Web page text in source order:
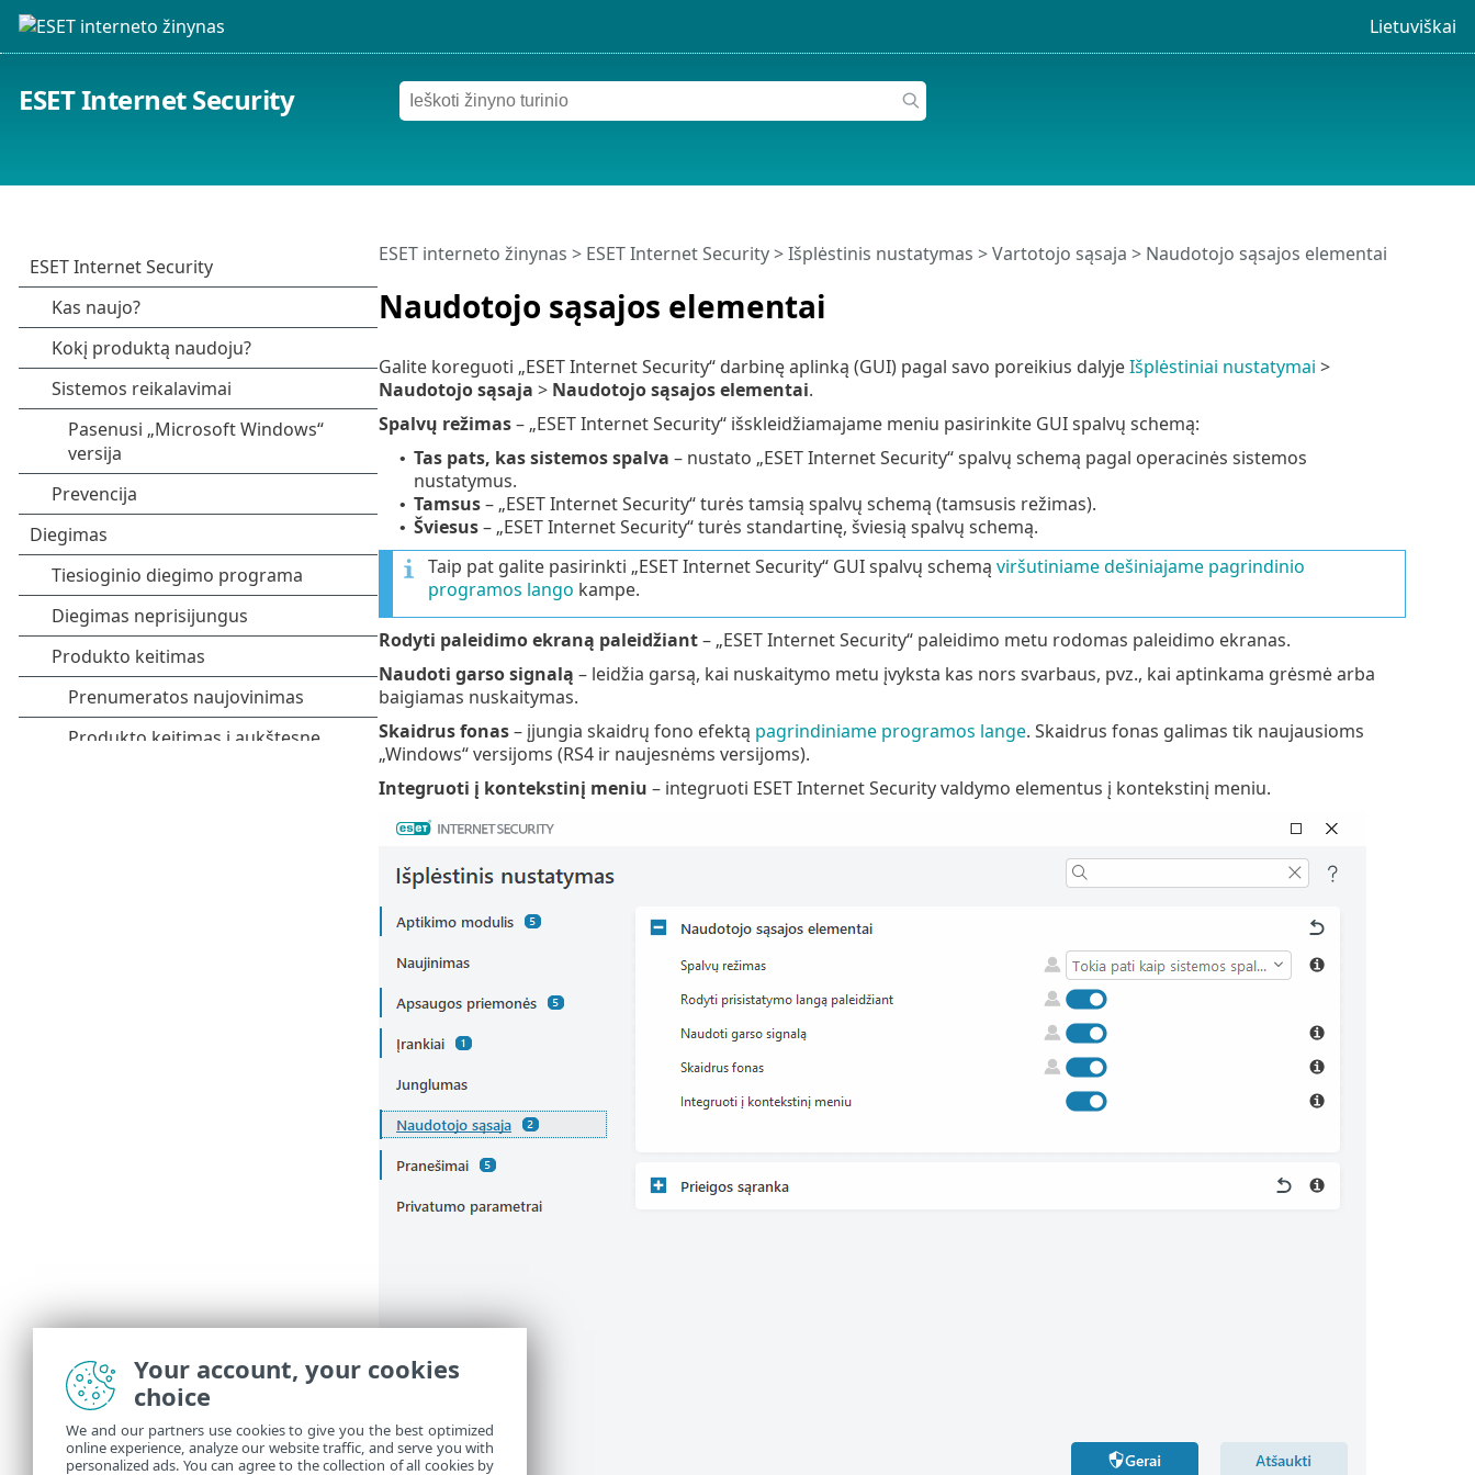
Lietuviškai
ESET Internet Security
Naudotojo sąsajos elementai
ESET interneto žinynas > ESET Internet Security>Išplėstinis nustatymas >Vartotojo sąsaja > Naudotojo sąsajos elementai
Galite koreguoti „ESET Internet Security“ darbinę aplinką (GUI) pagal savo poreikius dalyjeIšplėstiniai nustatymai >
Naudotojo sąsaja > Naudotojo sąsajos elementai.
Spalvų režimas– „ESET Internet Security“ išskleidžiamajame meniu pasirinkite GUI spalvų schemą:
• Tas pats, kas sistemos spalva – nustato „ESET Internet Security“ spalvų schemą pagal operacinės sistemos
nustatymus.
• Tamsus– „ESET Internet Security“ turės tamsią spalvų schemą (tamsusis režimas).
• Šviesus– „ESET Internet Security“ turės standartinę, šviesią spalvų schemą.
Taip pat galite pasirinkti „ESET Internet Security“ GUI spalvų schemą viršutiniame dešiniajame pagrindinio
programos lango kampe.
Rodyti paleidimo ekraną paleidžiant– „ESET Internet Security“ paleidimo metu rodomas paleidimo ekranas.
Naudoti garso signalą – leidžia garsą, kai nuskaitymo metu įvyksta kas nors svarbaus, pvz., kai aptinkama grėsmė arba
baigiamas nuskaitymas.
Skaidrus fonas– įjungia skaidrų fono efektą pagrindiniame programos lange. Skaidrus fonas galimas tik naujausioms
„Windows“ versijoms (RS4 ir naujesnėms versijoms).
Integruoti į kontekstinį meniu – integruoti ESET Internet Security valdymo elementus į kontekstinį meniu.
Your account, your cookies
choice
We and our partners use cookies to give you the best optimized
online experience, analyze our website traffic, and serve you with
personalized ads. You can agree to the collection of all cookies by